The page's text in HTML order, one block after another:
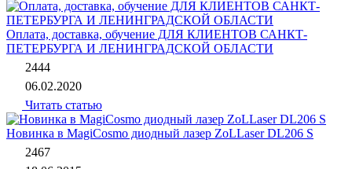
Оплата, доставка, обучение ДЛЯ КЛИЕНТОВ САНКТ-
ПЕТЕРБУРГА И ЛЕНИНГРАДСКОЙ ОБЛАСТИ
2444
06.02.2020
Читать статью
Новинка в MagiCosmo диодный лазер ZoLLaser DL206 S
2467